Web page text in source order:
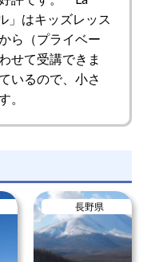
く覚えています。何
ので、いつもワクワ
デッキには、ルーフ
景色を眺めながら、
きました。
5.0
子どもたちが気に入
す。傾斜もあまり急
」はキッズレッス
ら（プライベー
せて受講できま
いるので、小さ
。
長野県